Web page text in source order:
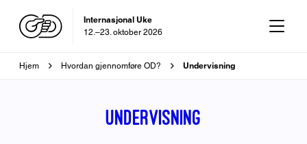
OD-dagen
Brødsmulesti
Hjem Hvordan gjennomføre OD? Undervisning
Undervisning